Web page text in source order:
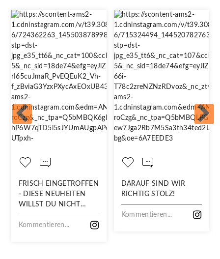
FRISCH EINGETROFFEN
- DIESE NEUHEITEN
WILLST DU NICHT
VERPASSEN!
Kommentieren...
DARAUF SIND WIR
RICHTIG STOLZ!
Kommentieren...